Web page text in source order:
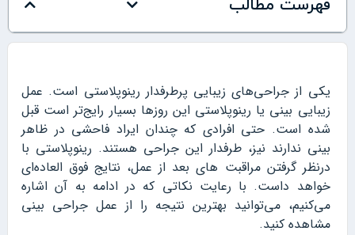
فهرست مطالب
یکی از جراحی‌های زیبایی پرطرفدار رینوپلاستی است. عمل
زیبایی بینی یا رینوپلاستی این روزها بسیار رایج‌تر است قبل
شده است. حتی افرادی که چندان ایراد فاحشی در ظاهر
بینی ندارند نیز، طرفدار این جراحی هستند. رینوپلاستی با
درنظر گرفتن مراقبت های بعد از عمل، نتایج فوق العاده‌ای
خواهد داست. با رعایت نکاتی که در ادامه به آن اشاره
می‌کنیم، می‌توانید بهترین نتیجه را از عمل جراحی بینی
مشاهده کنید.